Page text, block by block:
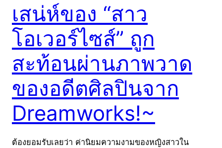
เสน่ห์ของ “สาว
โอเวอร์ไซส์” ถูก
สะท้อนผ่านภาพวาด
ของอดีตศิลปินจาก
Dreamworks!~
ต้องยอมรับเลยว่า ค่านิยมความงามของหญิงสาวใน